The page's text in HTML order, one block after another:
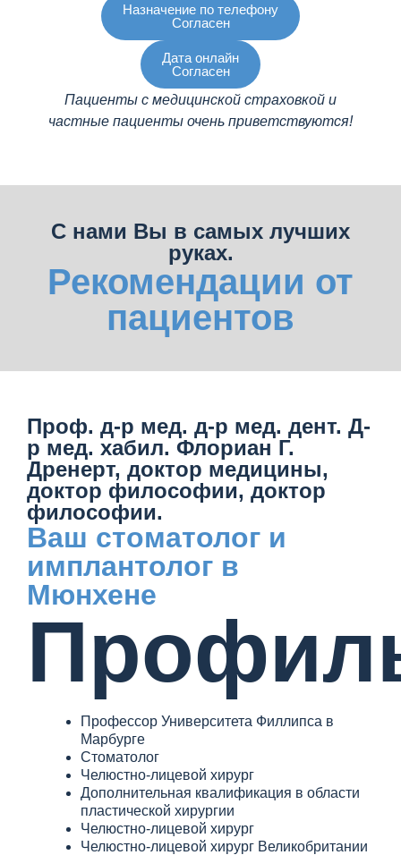
Назначение по телефону
Согласен
Дата онлайн
Согласен
Пациенты с медицинской страховкой и
частные пациенты очень приветствуются!
С нами Вы в самых лучших
руках.
Рекомендации от
пациентов
Проф. д-р мед. д-р мед. дент. Д-
р мед. хабил. Флориан Г.
Дренерт, доктор медицины,
доктор философии, доктор
философии.
Ваш стоматолог и
имплантолог в
Мюнхене
Профессор Университета Филлипса в
Марбурге
Стоматолог
Челюстно-лицевой хирург
Дополнительная квалификация в области
пластической хирургии
Челюстно-лицевой хирург
Челюстно-лицевой хирург Великобритании